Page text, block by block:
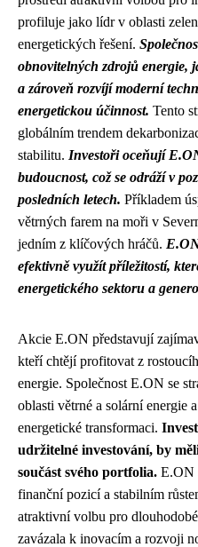
profiluje jako lídr v oblasti
energetických řešení.
obnovitelných zdrojů energie,
a zároveň rozvíjí moderní
energetickou účinnost. Tento
globálním trendem
stabilitu. Investoři oceňují
budoucnost, což se odráží v
posledních letech. Příkladem
větrných farem na moři v
jedním z klíčových hráčů.
efektivně využít příležitostí,
energetického sektoru a
Akcie E.ON představují
kteří chtějí profitovat z
energie. Společnost E.ON se
oblasti větrné a solární energie
energetické transformaci.
udržitelné investování, by
součást svého portfolia. E.ON
finanční pozicí a stabilním
atraktivní volbu pro
zavázala k inovacím a rozvoji